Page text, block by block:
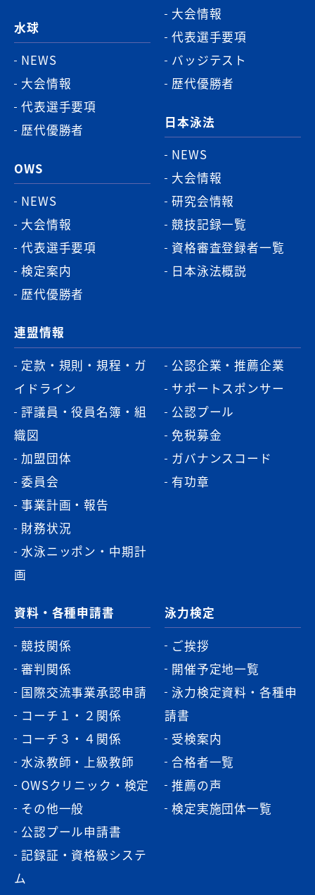
水球
NEWS
大会情報
代表選手要項
歴代優勝者
OWS
NEWS
大会情報
代表選手要項
検定案内
歴代優勝者
大会情報
代表選手要項
バッジテスト
歴代優勝者
日本泳法
NEWS
大会情報
研究会情報
競技記録一覧
資格審査登録者一覧
日本泳法概説
連盟情報
定款・規則・規程・ガ
イドライン
評議員・役員名簿・組
織図
加盟団体
委員会
事業計画・報告
財務状況
水泳ニッポン・中期計
画
公認企業・推薦企業
サポートスポンサー
公認プール
免税募金
ガバナンスコード
有功章
資料・各種申請書
競技関係
審判関係
国際交流事業承認申請
コーチ１・２関係
コーチ３・４関係
水泳教師・上級教師
OWSクリニック・検定
その他一般
公認プール申請書
記録証・資格級システ
ム
泳力検定
ご挨拶
開催予定地一覧
泳力検定資料・各種申
請書
受検案内
合格者一覧
推薦の声
検定実施団体一覧